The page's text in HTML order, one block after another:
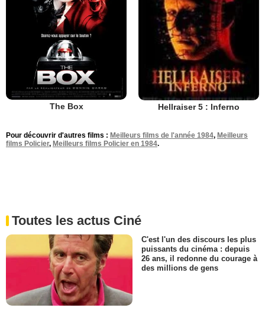
The Box Hellraiser 5 : Inferno
Pour découvrir d'autres films : Meilleurs films de l'année 1984, Meilleurs
films Policier, Meilleurs films Policier en 1984.
Toutes les actus Ciné
C'est l'un des discours les plus
puissants du cinéma : depuis
26 ans, il redonne du courage à
des millions de gens